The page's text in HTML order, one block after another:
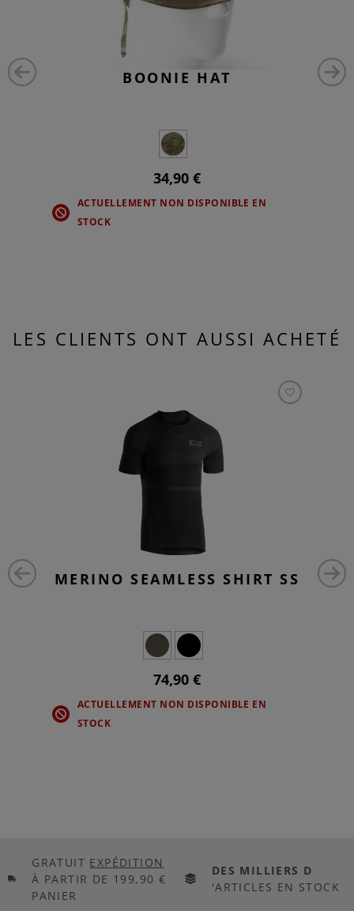
BOONIE HAT
34,90 €
ACTUELLEMENT NON DISPONIBLE EN
STOCK
LES CLIENTS ONT AUSSI ACHETÉ
MERINO SEAMLESS SHIRT SS
74,90 €
ACTUELLEMENT NON DISPONIBLE EN
STOCK
GRATUIT EXPÉDITION
À PARTIR DE 199,90 €
PANIER
DES MILLIERS D
'ARTICLES EN STOCK